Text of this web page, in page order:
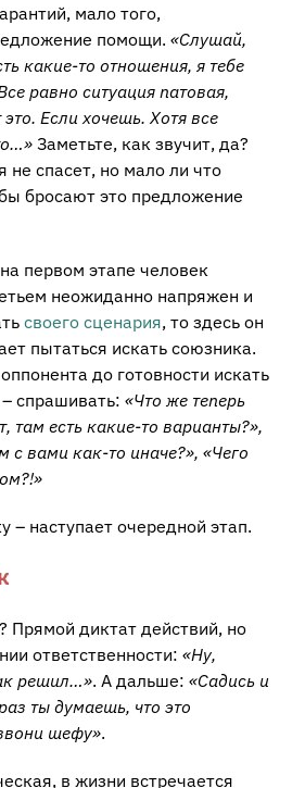
мало того,
помощи. «Слушай,
какие-то отношения, я тебе
равно ситуация патовая,
Если хочешь. Хотя все
Заметьте, как звучит, да?
не спасет, но мало ли что
бросают это предложение
первом этапе человек
неожиданно напряжен и
своего сценария, то здесь он
пытаться искать союзника.
до готовности искать
спрашивать: «Что же теперь
там есть какие-то варианты?»,
с вами как-то иначе?», «Чего
– наступает очередной этап.
Прямой диктат действий, но
ответственности: «Ну,
решил…». А дальше: «Садись и
ты думаешь, что это
шефу».
в жизни встречается